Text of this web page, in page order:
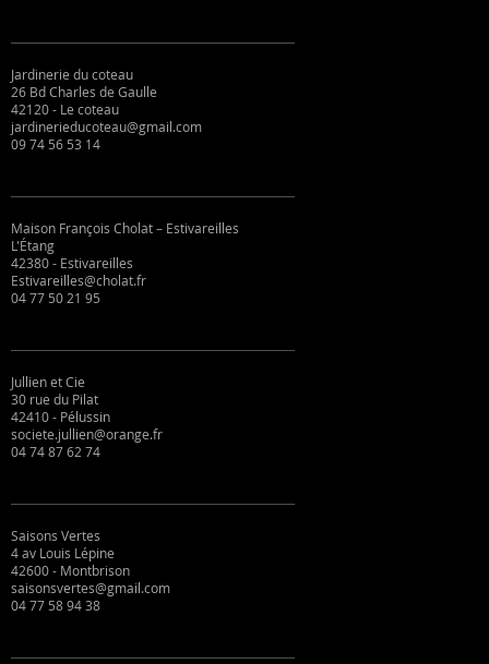
Jardinerie du coteau
26 Bd Charles de Gaulle
42120 - Le coteau
jardinerieducoteau@gmail.com
09 74 56 53 14
Maison François Cholat – Estivareilles
L'Étang
42380 - Estivareilles
Estivareilles@cholat.fr
04 77 50 21 95
Jullien et Cie
30 rue du Pilat
42410 - Pélussin
societe.jullien@orange.fr
04 74 87 62 74
Saisons Vertes
4 av Louis Lépine
42600 - Montbrison
saisonsvertes@gmail.com
04 77 58 94 38